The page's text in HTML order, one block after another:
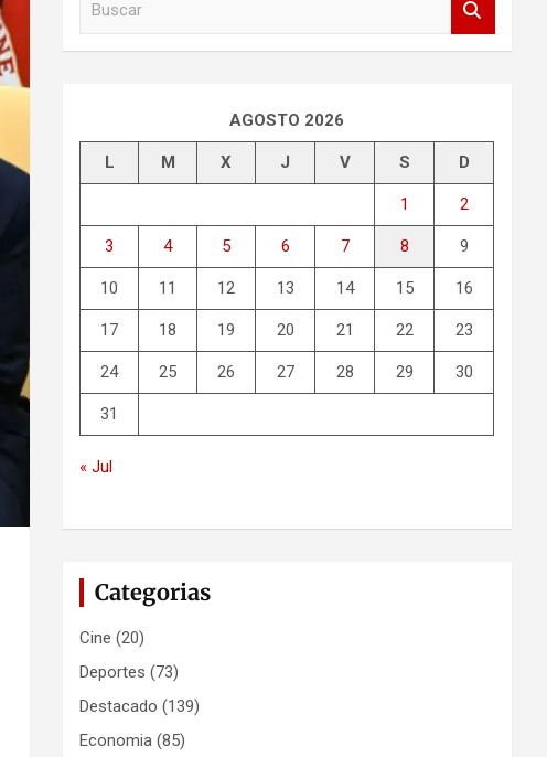
AGOSTO 2026
L M X J V S D
1 2
3 4 5 6 7 8 9
10 11 12 13 14 15 16
17 18 19 20 21 22 23
24 25 26 27 28 29 30
31
« Jul
Categorias
Cine (20)
Deportes (73)
Destacado (139)
Economia (85)